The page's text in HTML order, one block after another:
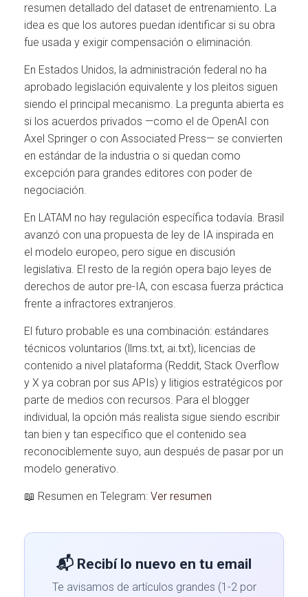
resumen detallado del dataset de entrenamiento. La
idea es que los autores puedan identificar si su obra
fue usada y exigir compensación o eliminación.
En Estados Unidos, la administración federal no ha
aprobado legislación equivalente y los pleitos siguen
siendo el principal mecanismo. La pregunta abierta es
si los acuerdos privados —como el de OpenAI con
Axel Springer o con Associated Press— se convierten
en estándar de la industria o si quedan como
excepción para grandes editores con poder de
negociación.
En LATAM no hay regulación específica todavía. Brasil
avanzó con una propuesta de ley de IA inspirada en
el modelo europeo, pero sigue en discusión
legislativa. El resto de la región opera bajo leyes de
derechos de autor pre-IA, con escasa fuerza práctica
frente a infractores extranjeros.
El futuro probable es una combinación: estándares
técnicos voluntarios (llms.txt, ai.txt), licencias de
contenido a nivel plataforma (Reddit, Stack Overflow
y X ya cobran por sus APIs) y litigios estratégicos por
parte de medios con recursos. Para el blogger
individual, la opción más realista sigue siendo escribir
tan bien y tan específico que el contenido sea
reconociblemente suyo, aun después de pasar por un
modelo generativo.
📖 Resumen en Telegram: Ver resumen
📬 Recibí lo nuevo en tu email
Te avisamos de artículos grandes (1-2 por